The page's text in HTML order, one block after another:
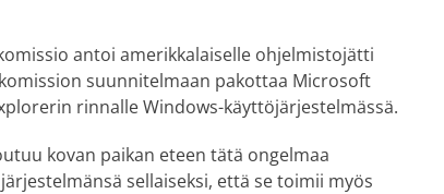
antoi amerikkalaiselle ohjelmistojätti
suunnitelmaan pakottaa Microsoft
rinnalle Windows-käyttöjärjestelmässä.
kovan paikan eteen tätä ongelmaa
sellaiseksi, että se toimii myös